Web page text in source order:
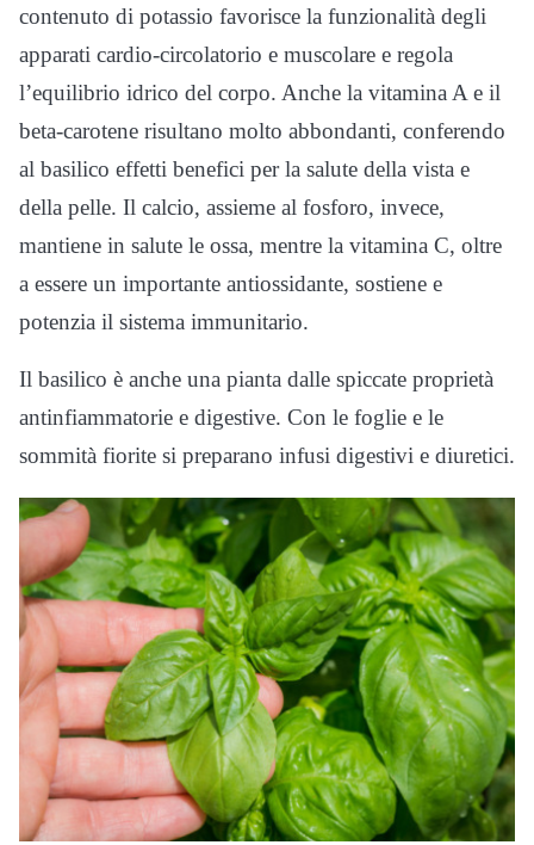
contenuto di potassio favorisce la funzionalità degli
apparati cardio-circolatorio e muscolare e regola
l’equilibrio idrico del corpo. Anche la vitamina A e il
beta-carotene risultano molto abbondanti, conferendo
al basilico effetti benefici per la salute della vista e
della pelle. Il calcio, assieme al fosforo, invece,
mantiene in salute le ossa, mentre la vitamina C, oltre
a essere un importante antiossidante, sostiene e
potenzia il sistema immunitario.
Il basilico è anche una pianta dalle spiccate proprietà
antinfiammatorie e digestive. Con le foglie e le
sommità fiorite si preparano infusi digestivi e diuretici.